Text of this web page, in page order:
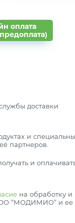
оплата
доставки
и
партнеров.
и
на обработку и
“МОДИМИО” и ее